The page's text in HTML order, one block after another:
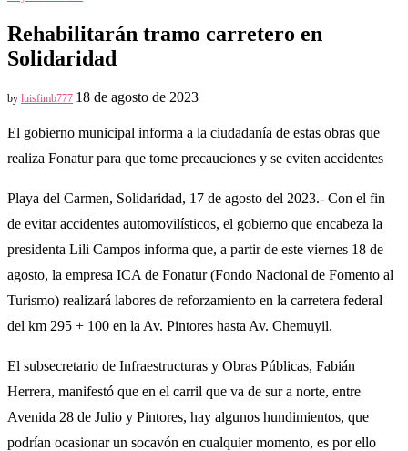
Rehabilitarán tramo carretero en
Solidaridad
by luisfimb777 18 de agosto de 2023
El gobierno municipal informa a la ciudadanía de estas obras que
realiza Fonatur para que tome precauciones y se eviten accidentes
Playa del Carmen, Solidaridad, 17 de agosto del 2023.- Con el fin
de evitar accidentes automovilísticos, el gobierno que encabeza la
presidenta Lili Campos informa que, a partir de este viernes 18 de
agosto, la empresa ICA de Fonatur (Fondo Nacional de Fomento al
Turismo) realizará labores de reforzamiento en la carretera federal
del km 295 + 100 en la Av. Pintores hasta Av. Chemuyil.
El subsecretario de Infraestructuras y Obras Públicas, Fabián
Herrera, manifestó que en el carril que va de sur a norte, entre
Avenida 28 de Julio y Pintores, hay algunos hundimientos, que
podrían ocasionar un socavón en cualquier momento, es por ello